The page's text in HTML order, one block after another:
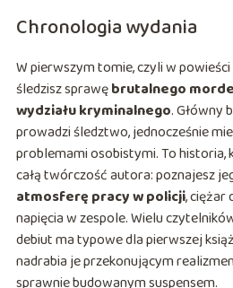
Chronologia wydania
W pierwszym tomie, czyli w powieści
śledzisz sprawębrutalnego
wydziału kryminalnego. Główny
prowadzi śledztwo, jednocześnie
problemami osobistymi. To historia,
całą twórczość autora: poznajesz
atmosferę pracy w policji, ciężar
napięcia w zespole. Wielu
debiut ma typowe dla pierwszej
nadrabia je przekonującym
sprawnie budowanym suspensem.